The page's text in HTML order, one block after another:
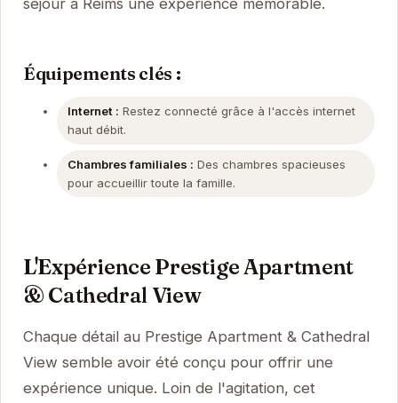
séjour à Reims une expérience mémorable.
Équipements clés :
Internet : Restez connecté grâce à l'accès internet
haut débit.
Chambres familiales : Des chambres spacieuses
pour accueillir toute la famille.
L'Expérience Prestige Apartment
& Cathedral View
Chaque détail au Prestige Apartment & Cathedral
View semble avoir été conçu pour offrir une
expérience unique. Loin de l'agitation, cet